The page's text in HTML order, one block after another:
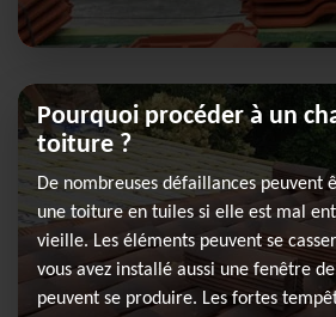
Pourquoi procéder à un
toiture ?
De nombreuses défaillances peuvent
une toiture en tuiles si elle est mal
vieille. Les éléments peuvent se
vous avez installé aussi une fenêtre
peuvent se produire. Les fortes